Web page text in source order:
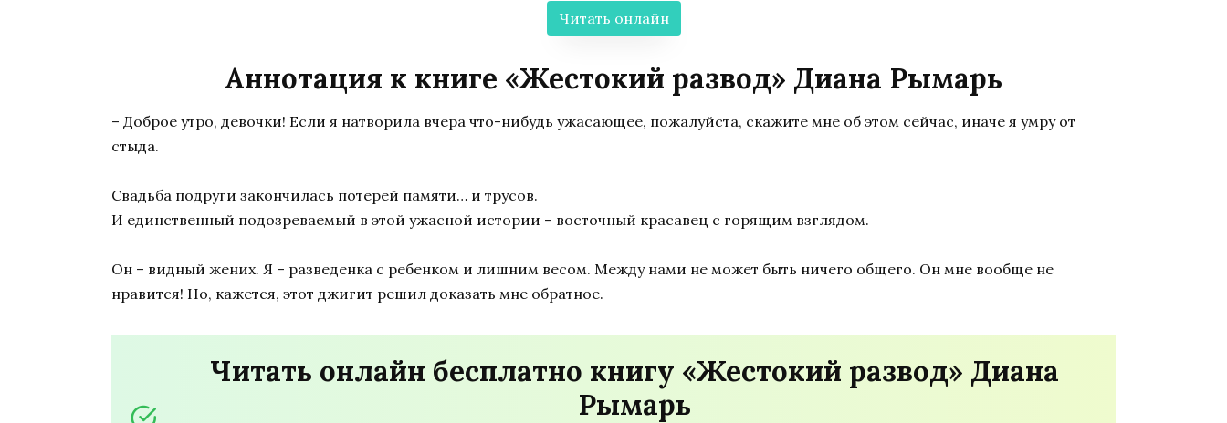
Читать онлайн
Аннотация к книге «Жестокий развод» Диана Рымарь
– Доброе утро, девочки! Если я натворила вчера что-нибудь ужасающее, пожалуйста, скажите мне об этом сейчас, иначе я умру от
стыда.
Свадьба подруги закончилась потерей памяти… и трусов.
И единственный подозреваемый в этой ужасной истории – восточный красавец с горящим взглядом.
Он – видный жених. Я – разведенка с ребенком и лишним весом. Между нами не может быть ничего общего. Он мне вообще не
нравится! Но, кажется, этот джигит решил доказать мне обратное.
Читать онлайн бесплатно книгу «Жестокий развод» Диана
Рымарь